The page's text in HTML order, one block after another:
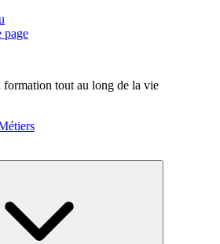
page
formation tout au long de la vie